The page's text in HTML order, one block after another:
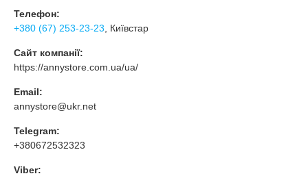
Телефон:
+380 (67) 253-23-23 , Київстар
Сайт компанії:
https://annystore.com.ua/ua/
Email:
annystore@ukr.net
Telegram:
+380672532323
Viber: